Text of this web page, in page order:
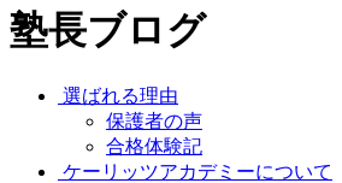
塾長ブログ
選ばれる理由
保護者の声
合格体験記
ケーリッツアカデミーについて